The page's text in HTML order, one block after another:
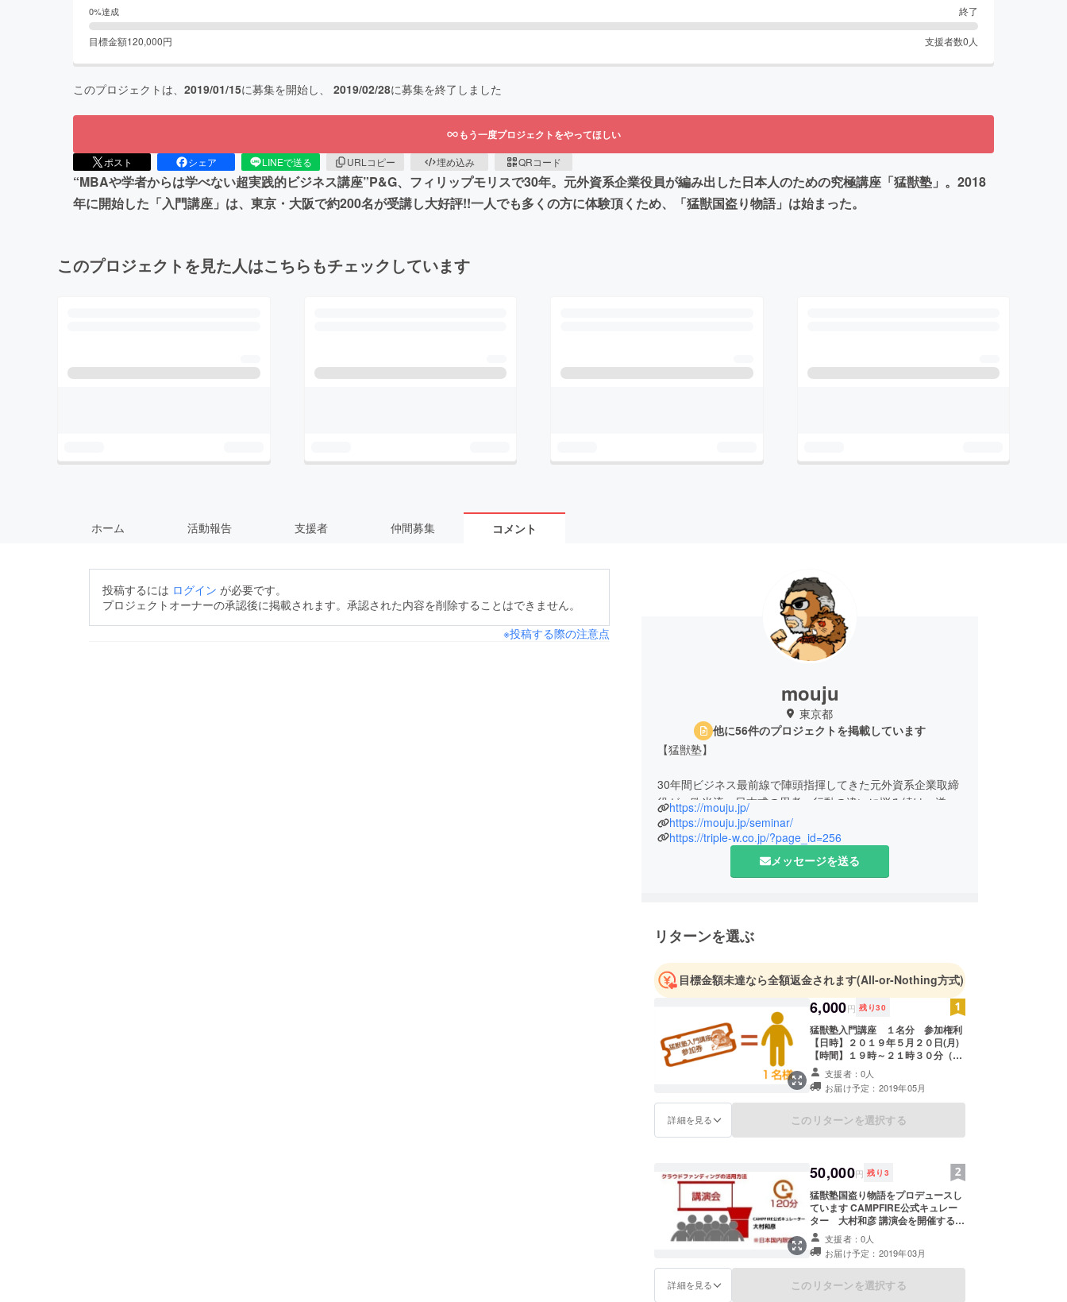
0%達成 終了
目標金額120,000円 支援者数0 人
このプロジェクトは、 2019/01/15に募集を開始し、 2019/02/28に募集を終了しました
もう一度プロジェクトをやってほしい
ポスト シェア LINEで送る URLコピー 埋め込み QRコード
“MBAや学者からは学べない超実践的ビジネス講座”P&G、フィリップモリスで30年。元外資系企業役員が編み出した​日本人のための究極講座「猛獣塾」。​2018
年に開始した「入門講座」は、東京・大阪で約200名が受講し大好評!!一人でも多くの方に体験頂くため、「猛獣国盗り物語」は始まった。
このプロジェクトを見た人はこちらもチェックしています
ホーム 活動報告 支援者 仲間募集 コメント
投稿するには ログイン が必要です。
プロジェクトオーナーの承認後に掲載されます。承認された内容を削除することはできません。
※投稿する際の注意点
mouju
東京都
他に56件のプロジェクトを掲載しています
【猛獣塾】
30年間ビジネス最前線で陣頭指揮してきた元外資系企業取締
役が、欧米流vs日本式の思考・行動の違いに悩み続け、遂に
たどり着いた“MBAでは学べない” “目からウロコ” “学者から
は学べない” 日本人の為の“和魂洋才”究極ビジネス講座
してその知識・スキルを社内外に指導。販売企画マネー
ドの販売戦略を立案、パンパース、ジョイ、VICS諸製品等の
数々の新製品発売を成功に導く。
本職はセールス＆マーケティングながら、組織開発・人材育
成の達人として、様々な組織をリード。マックスファク
ター/SK2化粧品部門に異動時には、万年5番手メーカーの意
識が定着していた美容部員・営業スタッフの意識改革・ビジ
ネス構造改革に着手し、2年連続のビジネス倍増を達成。300
名のチームで始まった各種改革は、全国2500名規模への改革
2001年に販売組織開発及びチェンジマネジメントの専門家と
して、Philip Morris株式会社に招かれ、その後の販売組織開
発本部長を含め足掛け5年間、“マルボロ返還・販売組織買収
統合プロジェクト”をリード。新組織デザイン＞各ポジション
の職務職責明確化＞業績評価指標の策定＞500名の中途採用
https://mouju.jp/
https://mouju.jp/seminar/
https://triple-w.co.jp/?page_id=256
メッセージを送る
リターンを選ぶ
目標金額未達なら全額返金されます(All-or-Nothing方式)
6,000円 残り30
猛獣塾入門講座 １名分 参加権利
【日時】２０１９年５月２０日(月)
【時間】１９時～２１時３０分（受
付１８時４５分） 【場所】福井市内
猛獣塾Webコミュニティ/ビジネスク
ラブ説明会 参加権利 開催は翌日８
時～ 開催いたします ※日程は、都
合により変更の可能性があります ※
支援者：0人
お届け予定：2019年05月
詳細を見る このリターンを選択する
50,000円 残り 3
猛獣塾国盗り物語をプロデュースし
ています CAMPFIRE公式キュレー
ター 大村和彦 講演会を開催する権
利（日本国内） 通常講師料 １０８
０００円をＣＡＭＰＦＩＲＥ特別価
格５００００円 【内容】 クラウド
ファンディングとは クラウドファン
ディングの活用方法 中小企業におけ
支援者：0人
お届け予定：2019年03月
詳細を見る このリターンを選択する